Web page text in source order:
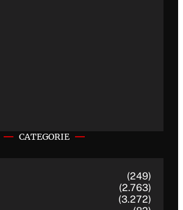
CATEGORIE
(249)
(2.763)
(3.272)